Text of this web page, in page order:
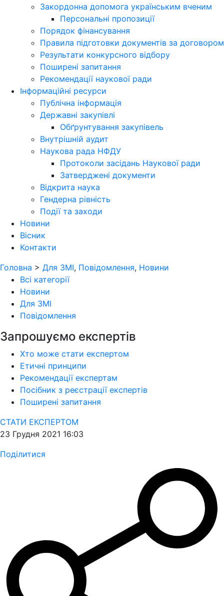
Закордонна допомога українським вченим
Персональні пропозиції
Порядок фінансування
Правила підготовки документів за договором
Результати конкурсного відбору
Поширені запитання
Рекомендації наукової ради
Інформаційні ресурси
Публічна інформація
Державні закупівлі
Обґрунтування закупівель
Внутрішній аудит
Наукова рада НФДУ
Протоколи засідань Наукової ради
Затверджені документи
Відкрита наука
Гендерна рівність
Події та заходи
Новини
Вісник
Контакти
Головна > Для ЗМІ, Повідомлення, Новини
Всі категорії
Новини
Для ЗМІ
Повідомлення
Запрошуємо експертів
Хто може стати експертом
Етичні принципи
Рекомендації експертам
Посібник з реєстрації експертів
Поширені запитання
СТАТИ ЕКСПЕРТОМ
23 Грудня 2021 16:03
Поділитися